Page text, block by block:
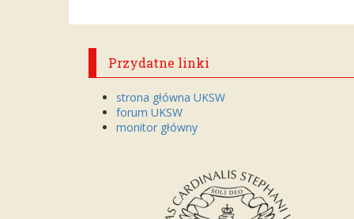
Przydatne linki
strona główna UKSW
forum UKSW
monitor główny